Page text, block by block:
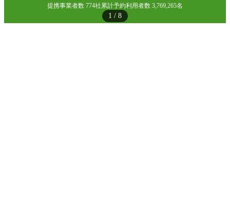
1 / 8
提携事業者数 774社累計予約利用者数 3,769,265名